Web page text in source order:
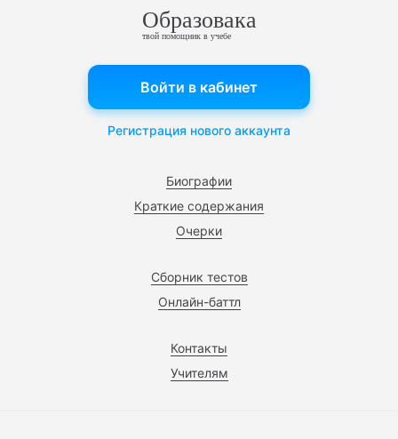
Образовака
твой помощник в учебе
Биографии
Краткие содержания
Очерки
Сборник тестов
Онлайн-баттл
Контакты
Учителям
Войти в кабинет
Регистрация нового аккаунта